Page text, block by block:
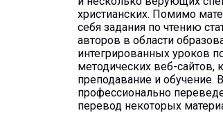
христианских. Помимо
себя задания по чтению
авторов в области
интегрированных уроков
методических веб-сайтов,
преподавание и
профессионально
перевод некоторых